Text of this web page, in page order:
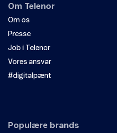
Om Telenor
Om os
Presse
Job i Telenor
Vores ansvar
#digitalpænt
Populære brands